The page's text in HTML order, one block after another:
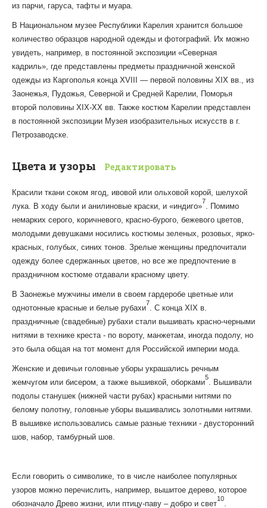
из парчи, гаруса, тафты и муара.
В Национальном музее Республики Карелия хранится большое
количество образцов народной одежды и фотографий. Их можно
увидеть, например, в постоянной экспозиции «Северная
кадриль», где представлены предметы праздничной женской
одежды из Каргополья конца XVIII — первой половины XIX вв., из
Заонежья, Пудожья, Северной и Средней Карелии, Поморья
второй половины XIX-ХХ вв. Также костюм Карелии представлен
в постоянной экспозиции Музея изобразительных искусств в г.
Петрозаводске.
Цвета и узоры Редактировать
Красили ткани соком ягод, ивовой или ольховой корой, шелухой
лука. В ходу были и анилиновые краски, и «индиго»
7
. Помимо
немарких серого, коричневого, красно-бурого, бежевого цветов,
молодыми девушками носились костюмы зеленых, розовых, ярко-
красных, голубых, синих тонов. Зрелые женщины предпочитали
одежду более сдержанных цветов, но все же предпочтение в
праздничном костюме отдавали красному цвету.
В Заонежье мужчины имели в своем гардеробе цветные или
однотонные красные и белые рубахи
7
. С конца XIX в.
праздничные (свадебные) рубахи стали вышивать красно-черными
нитями в технике креста - по вороту, манжетам, иногда подолу, но
это была общая на тот момент для Российской империи мода.
Женские и девичьи головные уборы украшались речным
жемчугом или бисером, а также вышивкой, оборками
5
. Вышивали
подолы станушек (нижней части рубах) красными нитями по
белому полотну, головные уборы вышивались золотными нитями.
В вышивке использовались самые разные техники - двусторонний
шов, набор, тамбурный шов.
Если говорить о символике, то в числе наиболее популярных
узоров можно перечислить, например, вышитое дерево, которое
обозначало Древо жизни, или птицу-паву – добро и свет
10
.